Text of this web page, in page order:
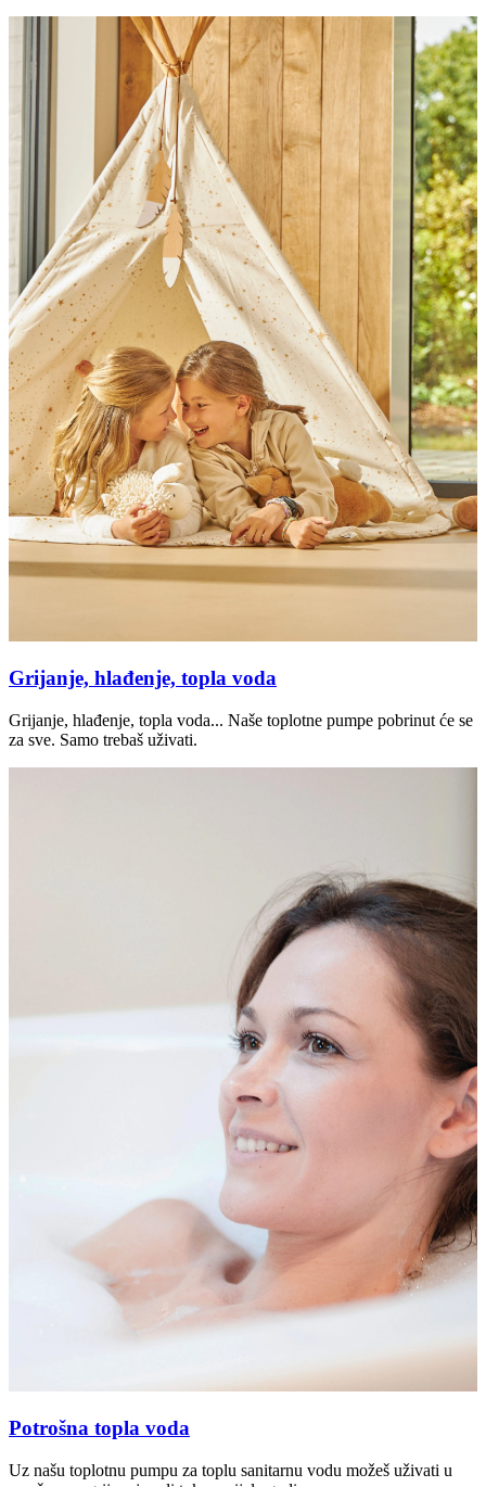
Grijanje, hlađenje, topla voda
Grijanje, hlađenje, topla voda... Naše toplotne pumpe pobrinut će se
za sve. Samo trebaš uživati.
Potrošna topla voda
Uz našu toplotnu pumpu za toplu sanitarnu vodu možeš uživati u